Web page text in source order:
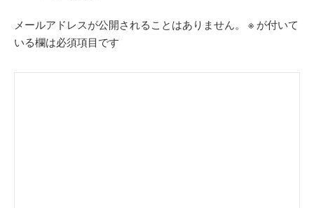
ョ
ン
メールアドレスが公開されることはありません。 ※ が付いて
いる欄は必須項目です